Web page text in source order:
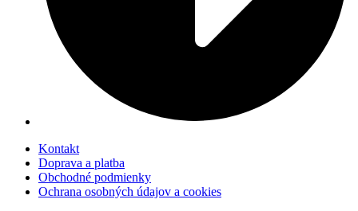
Kontakt
Doprava a platba
Obchodné podmienky
Ochrana osobných údajov a cookies